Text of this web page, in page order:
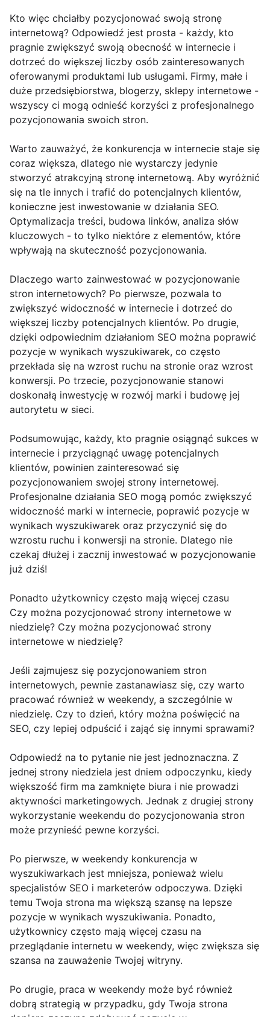
Kto więc chciałby pozycjonować swoją stronę
internetową? Odpowiedź jest prosta - każdy, kto
pragnie zwiększyć swoją obecność w internecie i
dotrzeć do większej liczby osób zainteresowanych
oferowanymi produktami lub usługami. Firmy, małe i
duże przedsiębiorstwa, blogerzy, sklepy internetowe -
wszyscy ci mogą odnieść korzyści z profesjonalnego
pozycjonowania swoich stron.
Warto zauważyć, że konkurencja w internecie staje się
coraz większa, dlatego nie wystarczy jedynie
stworzyć atrakcyjną stronę internetową. Aby wyróżnić
się na tle innych i trafić do potencjalnych klientów,
konieczne jest inwestowanie w działania SEO.
Optymalizacja treści, budowa linków, analiza słów
kluczowych - to tylko niektóre z elementów, które
wpływają na skuteczność pozycjonowania.
Dlaczego warto zainwestować w pozycjonowanie
stron internetowych? Po pierwsze, pozwala to
zwiększyć widoczność w internecie i dotrzeć do
większej liczby potencjalnych klientów. Po drugie,
dzięki odpowiednim działaniom SEO można poprawić
pozycje w wynikach wyszukiwarek, co często
przekłada się na wzrost ruchu na stronie oraz wzrost
konwersji. Po trzecie, pozycjonowanie stanowi
doskonałą inwestycję w rozwój marki i budowę jej
autorytetu w sieci.
Podsumowując, każdy, kto pragnie osiągnąć sukces w
internecie i przyciągnąć uwagę potencjalnych
klientów, powinien zainteresować się
pozycjonowaniem swojej strony internetowej.
Profesjonalne działania SEO mogą pomóc zwiększyć
widoczność marki w internecie, poprawić pozycje w
wynikach wyszukiwarek oraz przyczynić się do
wzrostu ruchu i konwersji na stronie. Dlatego nie
czekaj dłużej i zacznij inwestować w pozycjonowanie
już dziś!
Ponadto użytkownicy często mają więcej czasu
Czy można pozycjonować strony internetowe w
niedzielę? Czy można pozycjonować strony
internetowe w niedzielę?
Jeśli zajmujesz się pozycjonowaniem stron
internetowych, pewnie zastanawiasz się, czy warto
pracować również w weekendy, a szczególnie w
niedzielę. Czy to dzień, który można poświęcić na
SEO, czy lepiej odpuścić i zająć się innymi sprawami?
Odpowiedź na to pytanie nie jest jednoznaczna. Z
jednej strony niedziela jest dniem odpoczynku, kiedy
większość firm ma zamknięte biura i nie prowadzi
aktywności marketingowych. Jednak z drugiej strony
wykorzystanie weekendu do pozycjonowania stron
może przynieść pewne korzyści.
Po pierwsze, w weekendy konkurencja w
wyszukiwarkach jest mniejsza, ponieważ wielu
specjalistów SEO i marketerów odpoczywa. Dzięki
temu Twoja strona ma większą szansę na lepsze
pozycje w wynikach wyszukiwania. Ponadto,
użytkownicy często mają więcej czasu na
przeglądanie internetu w weekendy, więc zwiększa się
szansa na zauważenie Twojej witryny.
Po drugie, praca w weekendy może być również
dobrą strategią w przypadku, gdy Twoja strona